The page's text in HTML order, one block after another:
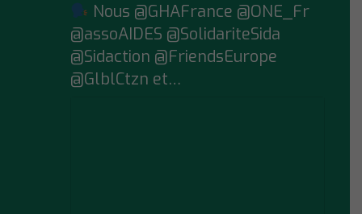
Nous @GHAFrance @ONE_Fr
@assoAIDES @SolidariteSida
@Sidaction @FriendsEurope
@GlblCtzn et…